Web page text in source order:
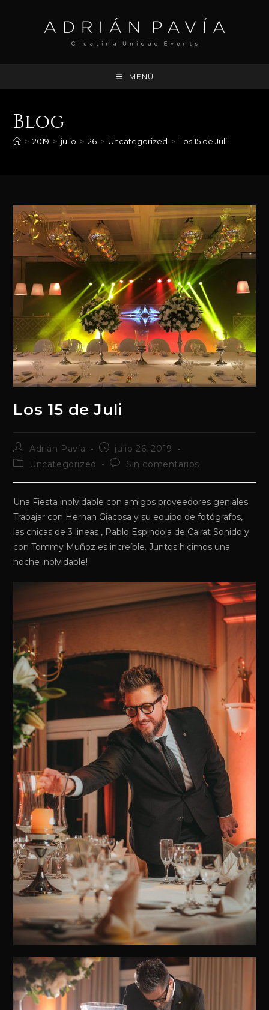
MENÚ
Blog
> 2019 > julio > 26 > Uncategorized > Los 15 de Juli
Los 15 de Juli
Autor
de
la
entrada:
Adrián Pavía
Publicación
de
entrada:
julio 26, 2019
Categoría
la
entrada:
Uncategorized
Comentarios
la
entrada:
Sin comentarios
Una Fiesta inolvidable con amigos proveedores geniales.
Trabajar con Hernan Giacosa y su equipo de fotógrafos,
las chicas de 3 lineas , Pablo Espindola de Cairat Sonido y
con Tommy Muñoz es increíble. Juntos hicimos una
noche inolvidable!